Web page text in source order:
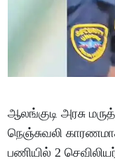
ஆலங்குடி அரசு
நெஞ்சுவலி
பணியில் 2